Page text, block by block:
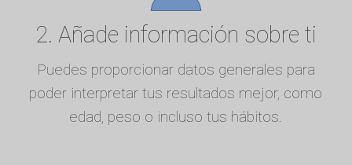
2. Añade información sobre ti
Puedes proporcionar datos generales para
poder interpretar tus resultados mejor, como
edad, peso o incluso tus hábitos.